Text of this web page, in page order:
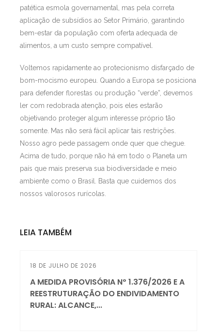
patética esmola governamental, mas pela correta
aplicação de subsídios ao Setor Primário, garantindo
bem-estar da população com oferta adequada de
alimentos, a um custo sempre compatível.
Voltemos rapidamente ao protecionismo disfarçado de
bom-mocismo europeu. Quando a Europa se posiciona
para defender florestas ou produção “verde”, devemos
ler com redobrada atenção, pois eles estarão
objetivando proteger algum interesse próprio tão
somente. Mas não será fácil aplicar tais restrições.
Nosso agro pede passagem onde quer que chegue.
Acima de tudo, porque não há em todo o Planeta um
país que mais preserva sua biodiversidade e meio
ambiente como o Brasil. Basta que cuidemos dos
nossos valorosos rurícolas.
LEIA TAMBÉM
18 DE JULHO DE 2026
A MEDIDA PROVISÓRIA Nº 1.376/2026 E A
REESTRUTURAÇÃO DO ENDIVIDAMENTO
RURAL: ALCANCE,...